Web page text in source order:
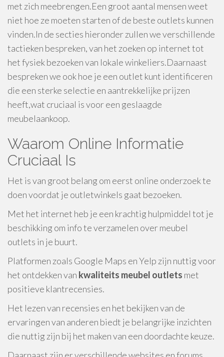
met zich meebrengen.Een groot aantal mensen weet
niet hoe ze moeten starten of de beste outlets kunnen
vinden.In de secties hieronder zullen we verschillende
tactieken bespreken, van het zoeken op internet tot
het fysiek bezoeken van lokale winkeliers.Daarnaast
bespreken we ook hoe je een outlet kunt identificeren
die een sterke selectie en aantrekkelijke prijzen
heeft,wat cruciaal is voor een geslaagde
meubelaankoop.
Waarom Online Informatie
Cruciaal Is
Het is van groot belang om eerst online onderzoek te
doen voordat je outletwinkels gaat bezoeken.
Met het internet heb je een krachtig hulpmiddel tot je
beschikking om info te verzamelen over meubel
outlets in je buurt.
Platformen zoals Google Maps en Yelp zijn nuttig voor
het ontdekken van kwaliteits meubel outlets met
positieve klantrecensies.
Het lezen van recensies en het bekijken van de
ervaringen van anderen biedt je belangrijke inzichten
die nuttig zijn bij het maken van een doordachte keuze.